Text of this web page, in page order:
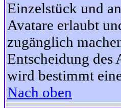
Einzelstück und
Avatare erlaubt
zugänglich
Entscheidung des
wird bestimmt
Nach oben